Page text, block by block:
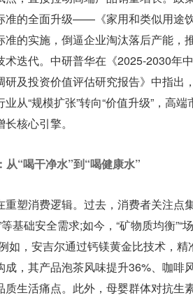
准的全面升级——《家用和类似用途
准的实施，倒逼企业淘汰落后产能，
术迭代。中研普华在《2025-2030年
研及投资价值评估研究报告》中指出
从“规模扩张”转向“价值升级”，高端
核心引擎。
从“喝干净水”到“喝健康水”
重塑消费逻辑。过去，消费者关注点
基础安全需求;如今，“矿物质均衡”“
如，安吉尔通过钙镁黄金比技术，精
成，其产品泡茶风味提升36%、咖啡
质生活痛点。此外，母婴群体对抗生